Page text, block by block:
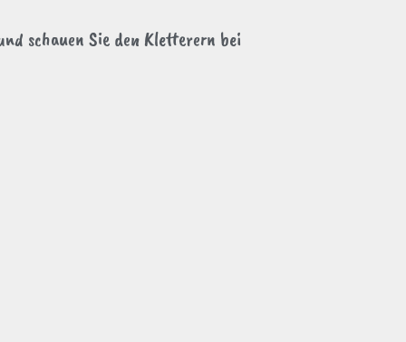
schauen Sie den Kletterern bei